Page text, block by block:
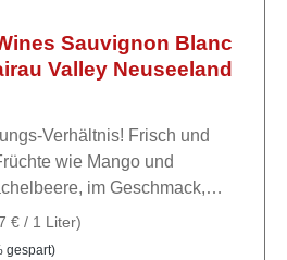
Sauvignon Blanc
Valley Neuseeland
Verhältnis! Frisch und
wie Mango und
im Geschmack,
sehr
Die
€ / 1 Liter)
gespart)